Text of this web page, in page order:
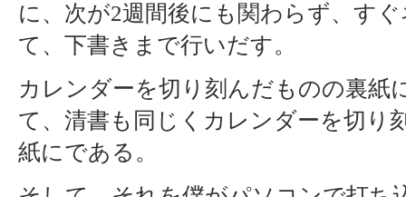
に、次が2週間後にも関わらず、す
て、下書きまで行いだす。
カレンダーを切り刻んだものの裏紙
て、清書も同じくカレンダーを切り
紙にである。